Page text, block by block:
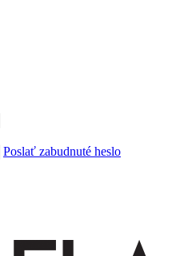
Poslať zabudnuté heslo